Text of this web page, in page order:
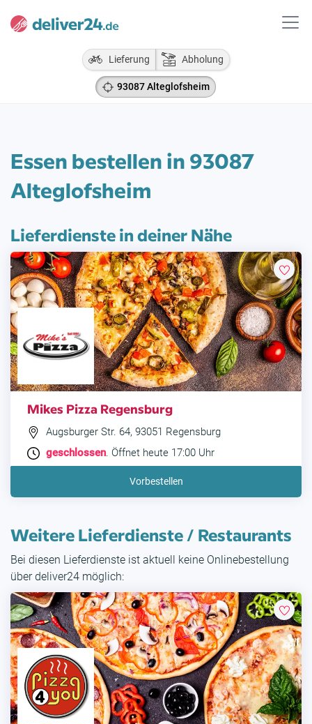
Lieferung Abholung
93087 Alteglofsheim
Essen bestellen in 93087
Alteglofsheim
Lieferdienste in deiner Nähe
Mikes Pizza Regensburg
Augsburger Str. 64, 93051 Regensburg
geschlossen. Öffnet heute 17:00 Uhr
Vorbestellen
Weitere Lieferdienste / Restaurants
Bei diesen Lieferdienste ist aktuell keine Onlinebestellung
über deliver24 möglich: